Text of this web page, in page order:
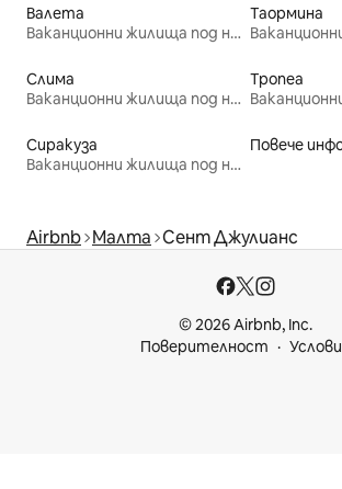
Валета
Ваканционни жилища под наем
Таормина
Слима
Ваканционни жилища под наем
Тропеа
Сиракуза
Ваканционни жилища под наем
Повече
Airbnb Малта Сент Джулианс
© 2026 Airbnb, Inc.
Поверителност